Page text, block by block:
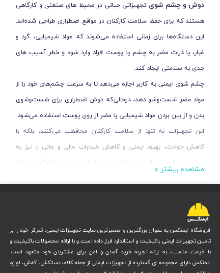
دوش و چشم شوی تجهیزاتی حیاتی در محیط ‌های صنعتی و کارگاهی
هستند که برای حفظ سلامت کارکنان در مواقع اضطراری طراحی شده‌اند.
این دستگاه‌ها برای زمانی استفاده می‌شوند که مواد شیمیایی، گرد و
غبار، یا ذرات مضر به چشم یا پوست افراد وارد شود و خطر آسیب ‌های
جدی به سلامتی ایجاد کند.
چشم شوی ایمنی به کاربر اجازه می‌دهد تا به ‌سرعت چشم‌های خود را از
مواد مضر شست‌وشو دهد، درحالی‌که دوش اضطراری برای شست‌وشوی
بدن و از بین بردن مواد شیمیایی یا مضر از روی پوست استفاده می‌شود.
این تجهیزات نه تنها از سلامت کارکنان محافظت می‌کنند، بلکه با
کاهش حوادث، بهبود ایمنی و کاهش خسارات مالی و جانی را نیز به
دنبال دارند. این در حالی است که در محیط‌ های صنعتی و کارگاهی، حفظ
مشاهده بیشتر
فروشگاه ایمنکس به عنوان بزرگترین و معتبرترین سایت تجهیزات ایمنی، تمرکز خود را بر
تامین تجهیزات ایمنی باکیفیت و استاندارد قرار داده است و با ارائه محصولات باکیفیت و
با قیمت مناسب، به ارائه تجربه خرید آسان و امن برای مشتریان خود متعهد است.
ایمنکس دارای مجموعه ای گسترده از تجهیزات ایمنی از جمله کلاه، دستکش، کفش، لوازم